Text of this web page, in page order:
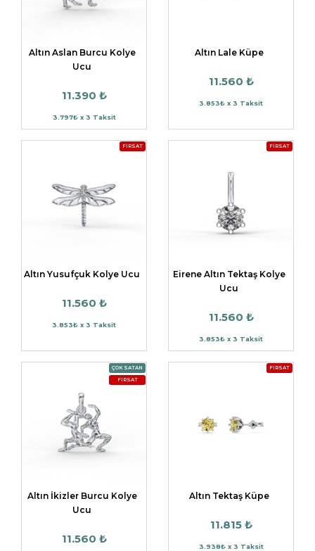
Altın Aslan Burcu Kolye
Ucu
11.390 ₺
3.797₺ x 3 Taksit
Altın Lale Küpe
11.560 ₺
3.853₺ x 3 Taksit
FIRSAT
Altın Yusufçuk Kolye Ucu
11.560 ₺
3.853₺ x 3 Taksit
FIRSAT
Eirene Altın Tektaş Kolye
Ucu
11.560 ₺
3.853₺ x 3 Taksit
ÇOK SATAN
FIRSAT
Altın İkizler Burcu Kolye
Ucu
11.560 ₺
FIRSAT
Altın Tektaş Küpe
11.815 ₺
3.938₺ x 3 Taksit